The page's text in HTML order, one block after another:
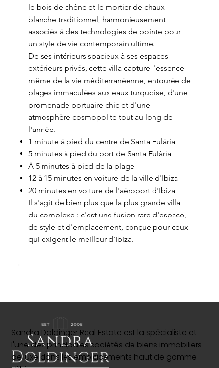
le bois de chêne et le mortier de chaux
blanche traditionnel, harmonieusement
associés à des technologies de pointe pour
un style de vie contemporain ultime.
De ses intérieurs spacieux à ses espaces
extérieurs privés, cette villa capture l'essence
même de la vie méditerranéenne, entourée de
plages immaculées aux eaux turquoise, d'une
promenade portuaire chic et d'une
atmosphère cosmopolite tout au long de
l'année.
1 minute à pied du centre de Santa Eulària
5 minutes à pied du port de Santa Eulària
À 5 minutes à pied de la plage
12 à 15 minutes en voiture de la ville d'Ibiza
20 minutes en voiture de l'aéroport d'Ibiza
Il s'agit de bien plus que la plus grande villa
du complexe : c'est une fusion rare d'espace,
de style et d'emplacement, conçue pour ceux
qui exigent le meilleur d'Ibiza.
Sandra Doldinger Real Estate est la spécialiste et
l'une des principales sociétés de biens immobiliers
de luxe dans les emplacements haut de gamme